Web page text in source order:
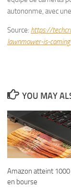
autononme, avec
Source: https://
lawnmower-is-
YOU MAY
Amazon atteint
en bourse